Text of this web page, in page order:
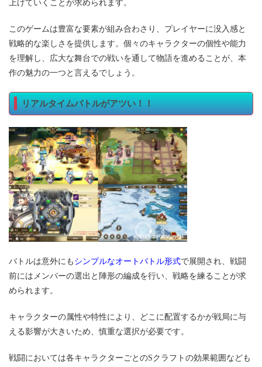
上げていくことが求められます。
このゲームは豊富な要素が組み合わさり、プレイヤーに没入感と
戦略的な楽しさを提供します。個々のキャラクターの個性や能力
を理解し、広大な舞台での戦いを通して物語を進めることが、本
作の魅力の一つと言えるでしょう。
リアルタイムバトルがアツい！！
バトルは意外にも シンプルなオートバトル形式で展開され、戦闘
前にはメンバーの選出と陣形の編成を行い、戦略を練ることが求
められます。
キャラクターの属性や特性により、どこに配置するかが戦局に与
える影響が大きいため、慎重な選択が必要です。
戦闘においては各キャラクターごとのSクラフトの効果範囲なども